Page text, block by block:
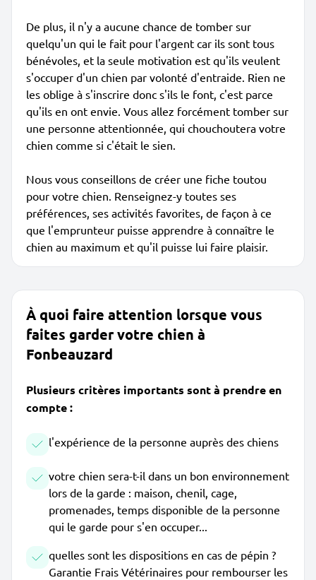
De plus, il n'y a aucune chance de tomber sur
quelqu'un qui le fait pour l'argent car ils sont tous
bénévoles, et la seule motivation est qu'ils veulent
s'occuper d'un chien par volonté d'entraide. Rien ne
les oblige à s'inscrire donc s'ils le font, c'est parce
qu'ils en ont envie. Vous allez forcément tomber sur
une personne attentionnée, qui chouchoutera votre
chien comme si c'était le sien.
Nous vous conseillons de créer une fiche toutou
pour votre chien. Renseignez-y toutes ses
préférences, ses activités favorites, de façon à ce
que l'emprunteur puisse apprendre à connaître le
chien au maximum et qu'il puisse lui faire plaisir.
À quoi faire attention lorsque vous
faites garder votre chien à
Fonbeauzard
Plusieurs critères importants sont à prendre en
compte :
l'expérience de la personne auprès des chiens
votre chien sera-t-il dans un bon environnement
lors de la garde : maison, chenil, cage,
promenades, temps disponible de la personne
qui le garde pour s'en occuper...
quelles sont les dispositions en cas de pépin ?
Garantie Frais Vétérinaires pour rembourser les